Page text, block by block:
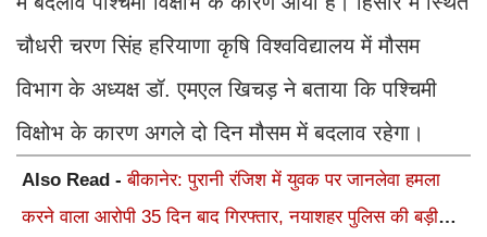
चौधरी चरण सिंह हरियाणा कृ​षि विश्वविद्यालय में मौसम
विभाग के अध्यक्ष डॉ. एमएल ​खिचड़ ने बताया कि प​श्चिमी
विक्षोभ के कारण अगले दो दिन मौसम में बदलाव रहेगा।
Also Read -बीकानेर: पुरानी रंजिश में युवक पर जानलेवा हमला
करने वाला आरोपी 35 दिन बाद गिरफ्तार, नयाशहर पुलिस की बड़ी